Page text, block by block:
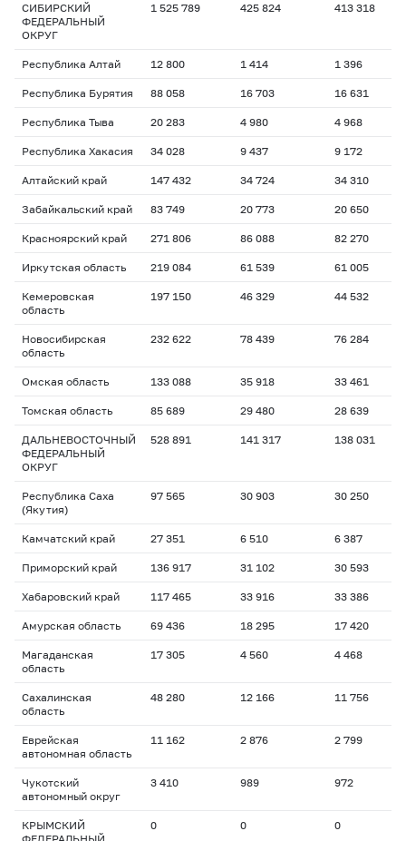
СИБИРСКИЙ
ФЕДЕРАЛЬНЫЙ
ОКРУГ
1 525 789 425 824 413 318
Республика Алтай 12 800 1 414 1 396
Республика Бурятия 88 058 16 703 16 631
Республика Тыва 20 283 4 980 4 968
Республика Хакасия 34 028 9 437 9 172
Алтайский край 147 432 34 724 34 310
Забайкальский край 83 749 20 773 20 650
Красноярский край 271 806 86 088 82 270
Иркутская область 219 084 61 539 61 005
Кемеровская
область
197 150 46 329 44 532
Новосибирская
область
232 622 78 439 76 284
Омская область 133 088 35 918 33 461
Томская область 85 689 29 480 28 639
ДАЛЬНЕВОСТОЧНЫЙ
ФЕДЕРАЛЬНЫЙ
ОКРУГ
528 891 141 317 138 031
Республика Саха
(Якутия)
97 565 30 903 30 250
Камчатский край 27 351 6 510 6 387
Приморский край 136 917 31 102 30 593
Хабаровский край 117 465 33 916 33 386
Амурская область 69 436 18 295 17 420
Магаданская
область
17 305 4 560 4 468
Сахалинская
область
48 280 12 166 11 756
Еврейская
автономная область
11 162 2 876 2 799
Чукотский
автономный округ
3 410 989 972
КРЫМСКИЙ
0 0 0